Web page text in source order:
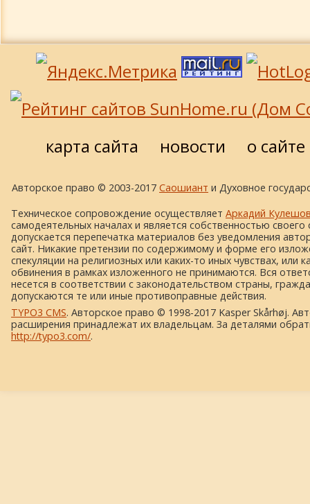
карта сайта новости о сайте
Авторское право © 2003-2017 Саошиант и Духовное
Техническое сопровождение осуществляет Аркадий
самодеятельных началах и является собственностью своего
допускается перепечатка материалов без уведомления
сайт. Никакие претензии по содержимому и форме его
спекуляции на религиозных или каких-то иных чувствах, или
обвинения в рамках изложенного не принимаются. Вся
несется в соответствии с законодательством страны,
допускаются те или иные противоправные действия.
TYPO3 CMS. Авторское право © 1998-2017 Kasper Skårhøj.
расширения принадлежат их владельцам. За деталями
http://typo3.com/.